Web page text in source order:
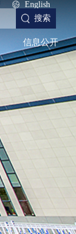
English
搜索
信息公开